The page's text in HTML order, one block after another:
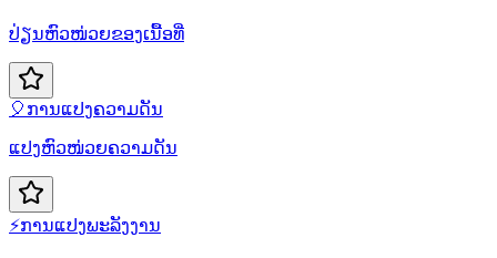
ປ່ຽນຫົວໜ່ວຍຂອງເນື້ອທີ່
🎈 ການແປງຄວາມດັນ
ແປງຫົວໜ່ວຍຄວາມດັນ
⚡ການແປງພະລັງງານ